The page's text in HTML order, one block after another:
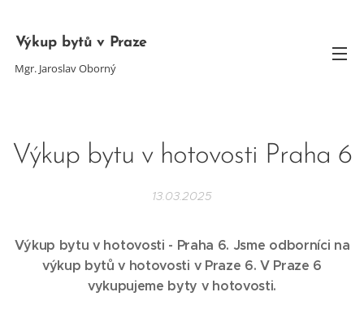
Výkup bytů v Praze
Mgr. Jaroslav Oborný
Výkup bytu v hotovosti Praha 6
13.03.2025
Výkup bytu v hotovosti - Praha 6. Jsme odborníci na
výkup bytů v hotovosti v Praze 6. V Praze 6
vykupujeme byty v hotovosti.